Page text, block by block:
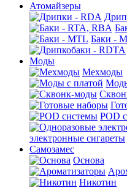
Атомайзеры
Баки -
Моды
Мехмоды
POD
электронные сигареты
Самозамес
Основа
Никотин